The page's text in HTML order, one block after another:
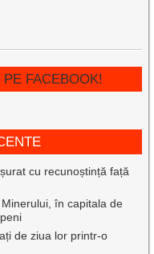
FACEBOOK!
cu recunoștință față
în capitala de
de ziua lor printr-o